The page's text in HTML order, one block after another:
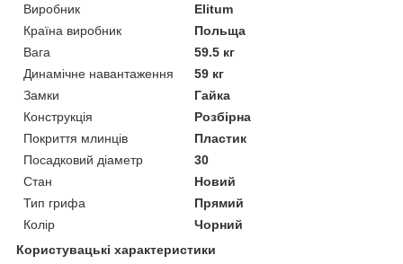
Виробник
Elitum
Країна виробник
Польща
Вага
59.5 кг
Динамічне навантаження
59 кг
Замки
Гайка
Конструкція
Розбірна
Покриття млинців
Пластик
Посадковий діаметр
30
Стан
Новий
Тип грифа
Прямий
Колір
Чорний
Користувацькі характеристики